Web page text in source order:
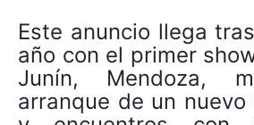
Este anuncio llega
año con el primer
Junín, Mendoza,
arranque de un